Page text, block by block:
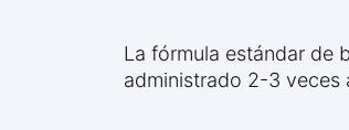
La fórmula estándar de
administrado 2-3 veces